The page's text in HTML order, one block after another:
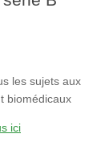
les sujets aux
biomédicaux
ici